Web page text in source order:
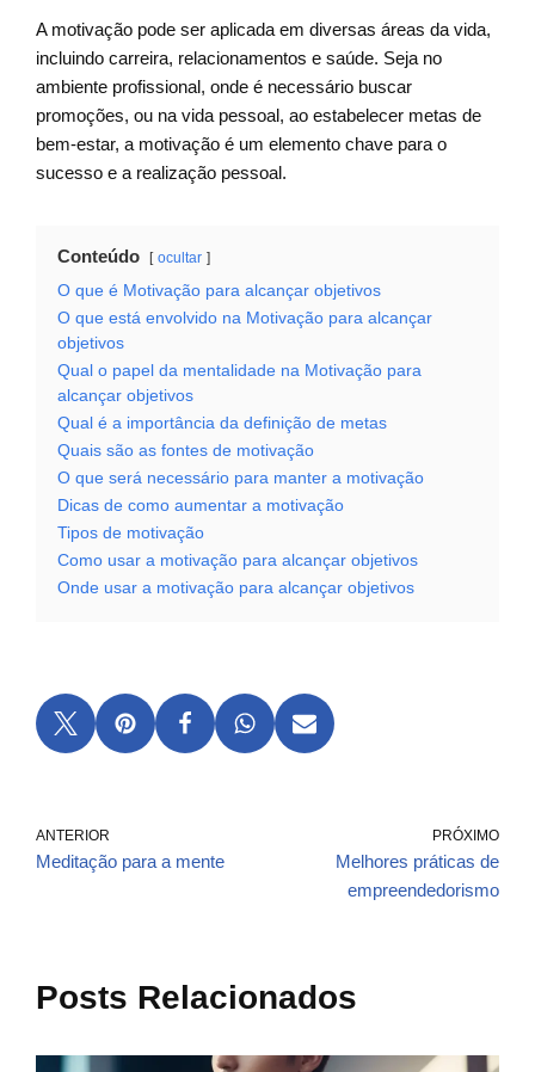
A motivação pode ser aplicada em diversas áreas da vida,
incluindo carreira, relacionamentos e saúde. Seja no
ambiente profissional, onde é necessário buscar
promoções, ou na vida pessoal, ao estabelecer metas de
bem-estar, a motivação é um elemento chave para o
sucesso e a realização pessoal.
Conteúdo ocultar
O que é Motivação para alcançar objetivos
O que está envolvido na Motivação para alcançar
objetivos
Qual o papel da mentalidade na Motivação para
alcançar objetivos
Qual é a importância da definição de metas
Quais são as fontes de motivação
O que será necessário para manter a motivação
Dicas de como aumentar a motivação
Tipos de motivação
Como usar a motivação para alcançar objetivos
Onde usar a motivação para alcançar objetivos
ANTERIOR
Meditação para a mente
PRÓXIMO
Melhores práticas de
empreendedorismo
Posts Relacionados